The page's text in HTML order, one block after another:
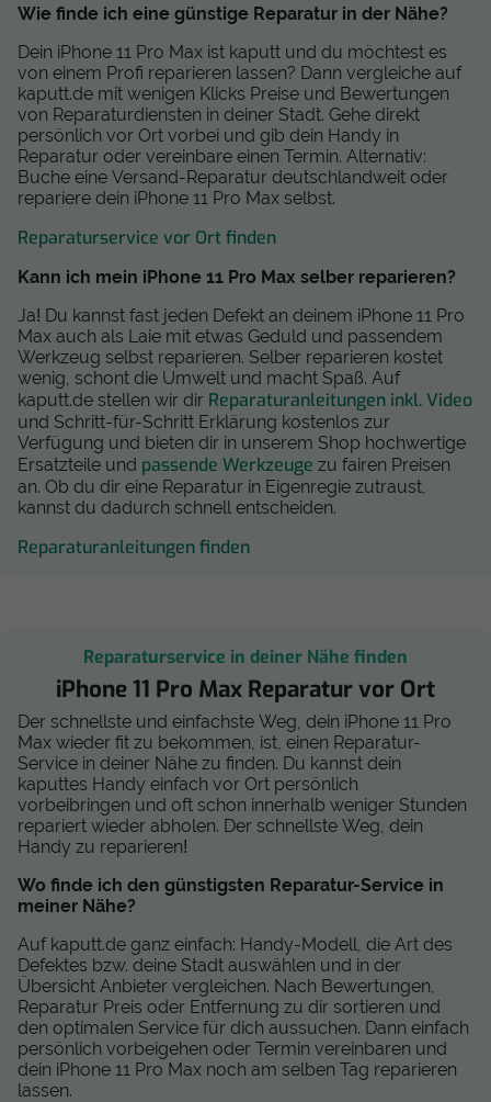
Wie finde ich eine günstige Reparatur in der Nähe?
Dein iPhone 11 Pro Max ist kaputt und du möchtest es
von einem Profi reparieren lassen? Dann vergleiche auf
kaputt.de mit wenigen Klicks Preise und Bewertungen
von Reparaturdiensten in deiner Stadt. Gehe direkt
persönlich vor Ort vorbei und gib dein Handy in
Reparatur oder vereinbare einen Termin. Alternativ:
Buche eine Versand-Reparatur deutschlandweit oder
repariere dein iPhone 11 Pro Max selbst.
Reparaturservice vor Ort finden
Kann ich mein iPhone 11 Pro Max selber reparieren?
Ja! Du kannst fast jeden Defekt an deinem iPhone 11 Pro
Max auch als Laie mit etwas Geduld und passendem
Werkzeug selbst reparieren. Selber reparieren kostet
wenig, schont die Umwelt und macht Spaß. Auf
kaputt.de stellen wir dir Reparaturanleitungen inkl. Video
und Schritt-für-Schritt Erklärung kostenlos zur
Verfügung und bieten dir in unserem Shop hochwertige
Ersatzteile und passende Werkzeuge zu fairen Preisen
an. Ob du dir eine Reparatur in Eigenregie zutraust,
kannst du dadurch schnell entscheiden.
Reparaturanleitungen finden
Reparaturservice in deiner Nähe finden
iPhone 11 Pro Max Reparatur vor Ort
Der schnellste und einfachste Weg, dein iPhone 11 Pro
Max wieder fit zu bekommen, ist, einen Reparatur-
Service in deiner Nähe zu finden. Du kannst dein
kaputtes Handy einfach vor Ort persönlich
vorbeibringen und oft schon innerhalb weniger Stunden
repariert wieder abholen. Der schnellste Weg, dein
Handy zu reparieren!
Wo finde ich den günstigsten Reparatur-Service in
meiner Nähe?
Auf kaputt.de ganz einfach: Handy-Modell, die Art des
Defektes bzw. deine Stadt auswählen und in der
Übersicht Anbieter vergleichen. Nach Bewertungen,
Reparatur Preis oder Entfernung zu dir sortieren und
den optimalen Service für dich aussuchen. Dann einfach
persönlich vorbeigehen oder Termin vereinbaren und
dein iPhone 11 Pro Max noch am selben Tag reparieren
lassen.